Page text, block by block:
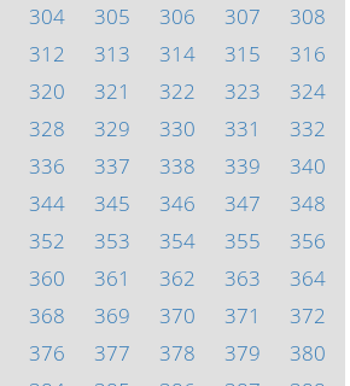
304 305 306 307
308
312 313 314 315
316
320 321 322 323
324
328 329 330 331
332
336 337 338 339
340
344 345 346 347
348
352 353 354 355
356
360 361 362 363
364
368 369 370 371
372
376 377 378 379
380